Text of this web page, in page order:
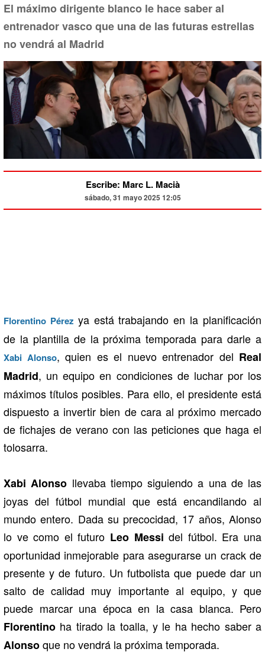
El máximo dirigente blanco le hace saber al
entrenador vasco que una de las futuras estrellas
no vendrá al Madrid
Escribe: Marc L. Macià
sábado, 31 mayo 2025 12:05
Florentino Pérez ya está trabajando en la planificación
de la plantilla de la próxima temporada para darle a
Xabi Alonso, quien es el nuevo entrenador del Real
Madrid, un equipo en condiciones de luchar por los
máximos títulos posibles. Para ello, el presidente está
dispuesto a invertir bien de cara al próximo mercado
de fichajes de verano con las peticiones que haga el
tolosarra.
Xabi Alonso llevaba tiempo siguiendo a una de las
joyas del fútbol mundial que está encandilando al
mundo entero. Dada su precocidad, 17 años, Alonso
lo ve como el futuro Leo Messi del fútbol. Era una
oportunidad inmejorable para asegurarse un crack de
presente y de futuro. Un futbolista que puede dar un
salto de calidad muy importante al equipo, y que
puede marcar una época en la casa blanca. Pero
Florentino ha tirado la toalla, y le ha hecho saber a
Alonsoque no vendrá la próxima temporada.